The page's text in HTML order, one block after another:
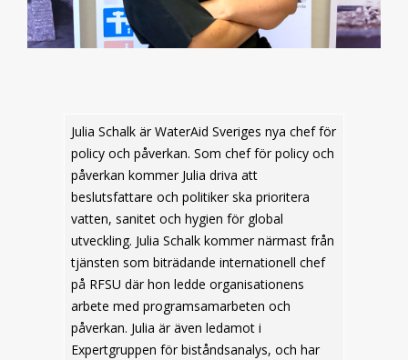
Julia Schalk är WaterAid Sveriges nya chef för
policy och påverkan. Som chef för policy och
påverkan kommer Julia driva att
beslutsfattare och politiker ska prioritera
vatten, sanitet och hygien för global
utveckling. Julia Schalk kommer närmast från
tjänsten som biträdande internationell chef
på RFSU där hon ledde organisationens
arbete med programsamarbeten och
påverkan. Julia är även ledamot i
Expertgruppen för biståndsanalys, och har